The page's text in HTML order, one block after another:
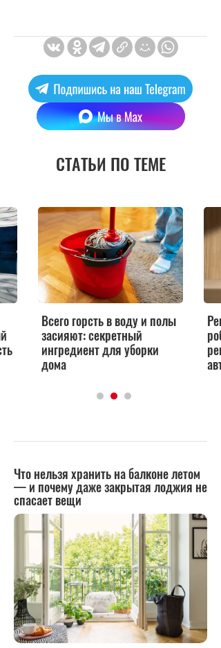
СТАТЬИ ПО ТЕМЕ
Всего горсть в воду и полы
засияют: секретный
ингредиент для уборки
дома